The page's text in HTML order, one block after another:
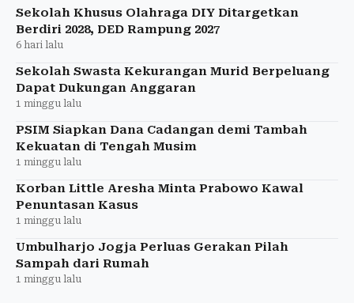
stadion.
Sekolah Khusus Olahraga DIY Ditargetkan
Berdiri 2028, DED Rampung 2027
6 hari lalu
Sekolah Swasta Kekurangan Murid Berpeluang
Dapat Dukungan Anggaran
1 minggu lalu
PSIM Siapkan Dana Cadangan demi Tambah
Kekuatan di Tengah Musim
1 minggu lalu
Korban Little Aresha Minta Prabowo Kawal
Penuntasan Kasus
1 minggu lalu
Umbulharjo Jogja Perluas Gerakan Pilah
Sampah dari Rumah
1 minggu lalu